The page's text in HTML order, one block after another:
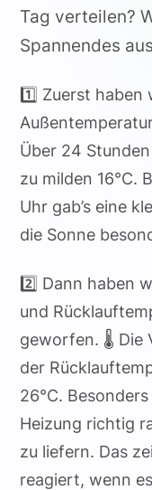
Tag verteilen?
Spannendes
1️⃣ Zuerst haben
Über 24
zu milden 16°C.
Uhr gab’s eine
die Sonne
2️⃣ Dann haben
und
geworfen. 🌡️ Die
der
26°C.
Heizung richtig
zu liefern. Das
reagiert, wenn